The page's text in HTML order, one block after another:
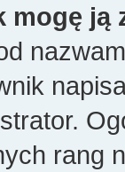
mogę ją
rang